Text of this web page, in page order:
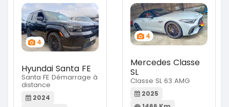
4
Hyundai Santa FE
Santa FE Démarrage à
distance
2024
4
Mercedes Classe
SL
Classe SL 63 AMG
2025